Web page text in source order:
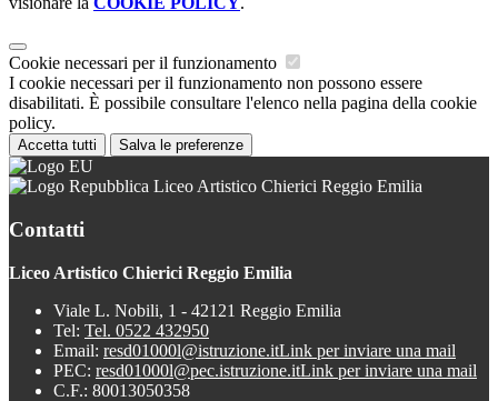
Cookie necessari per il funzionamento
I cookie necessari per il funzionamento non possono essere
disabilitati. È possibile consultare l'elenco nella pagina della cookie
policy.
Accetta tutti Salva le preferenze
Liceo Artistico Chierici Reggio Emilia
Contatti
Liceo Artistico Chierici Reggio Emilia
Viale L. Nobili, 1 - 42121 Reggio Emilia
Tel: Tel. 0522 432950
Email: resd01000l@istruzione.itLink per inviare una mail
PEC: resd01000l@pec.istruzione.itLink per inviare una mail
C.F.: 80013050358